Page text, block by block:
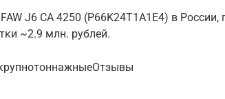
J6 CA 4250 (P66K24T1A1E4) в
~2.9 млн. рублей.